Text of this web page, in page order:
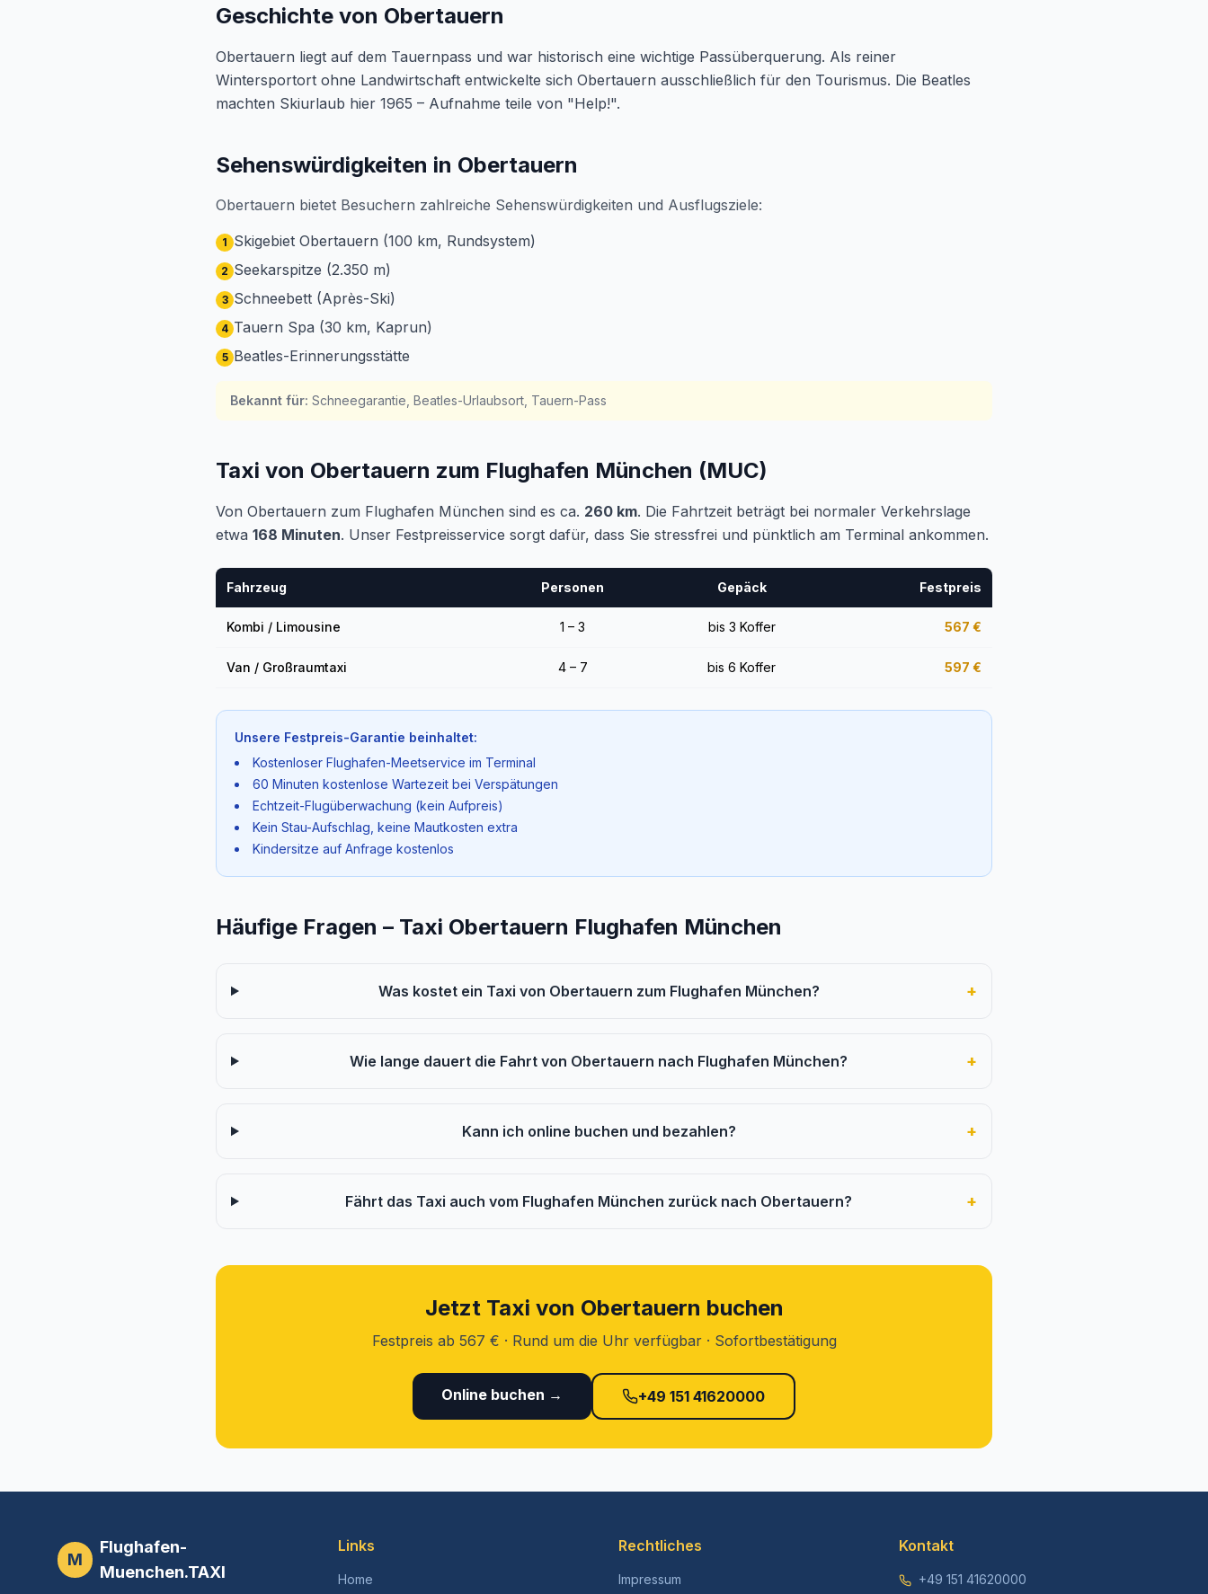
Geschichte von Obertauern
Obertauern liegt auf dem Tauernpass und war historisch eine wichtige Passüberquerung. Als reiner
Wintersportort ohne Landwirtschaft entwickelte sich Obertauern ausschließlich für den Tourismus. Die Beatles
machten Skiurlaub hier 1965 – Aufnahme teile von "Help!".
Sehenswürdigkeiten in Obertauern
Obertauern bietet Besuchern zahlreiche Sehenswürdigkeiten und Ausflugsziele:
1 Skigebiet Obertauern (100 km, Rundsystem)
2 Seekarspitze (2.350 m)
3 Schneebett (Après-Ski)
4 Tauern Spa (30 km, Kaprun)
5 Beatles-Erinnerungsstätte
Bekannt für: Schneegarantie, Beatles-Urlaubsort, Tauern-Pass
Taxi von Obertauern zum Flughafen München (MUC)
Von Obertauern zum Flughafen München sind es ca. 260 km. Die Fahrtzeit beträgt bei normaler Verkehrslage
etwa 168 Minuten. Unser Festpreisservice sorgt dafür, dass Sie stressfrei und pünktlich am Terminal ankommen.
Fahrzeug Personen Gepäck Festpreis
Kombi / Limousine 1 – 3 bis 3 Koffer 567 €
Van / Großraumtaxi 4 – 7 bis 6 Koffer 597 €
Unsere Festpreis-Garantie beinhaltet:
Kostenloser Flughafen-Meetservice im Terminal
60 Minuten kostenlose Wartezeit bei Verspätungen
Echtzeit-Flugüberwachung (kein Aufpreis)
Kein Stau-Aufschlag, keine Mautkosten extra
Kindersitze auf Anfrage kostenlos
Häufige Fragen – Taxi Obertauern Flughafen München
Was kostet ein Taxi von Obertauern zum Flughafen München? +
Wie lange dauert die Fahrt von Obertauern nach Flughafen München? +
Kann ich online buchen und bezahlen? +
Fährt das Taxi auch vom Flughafen München zurück nach Obertauern? +
Jetzt Taxi von Obertauern buchen
Festpreis ab 567 € · Rund um die Uhr verfügbar · Sofortbestätigung
Online buchen → +49 151 41620000
M
Flughafen-
Muenchen.TAXI
Links
Home
Rechtliches
Impressum
Kontakt
+49 151 41620000